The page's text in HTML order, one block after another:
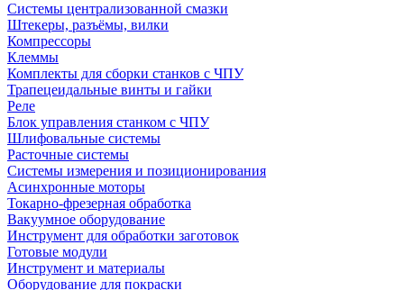
Системы централизованной смазки
Штекеры, разъёмы, вилки
Компрессоры
Клеммы
Комплекты для сборки станков с ЧПУ
Трапецеидальные винты и гайки
Реле
Блок управления станком с ЧПУ
Шлифовальные системы
Расточные системы
Системы измерения и позиционирования
Асинхронные моторы
Токарно-фрезерная обработка
Вакуумное оборудование
Инструмент для обработки заготовок
Готовые модули
Инструмент и материалы
Оборудование для покраски